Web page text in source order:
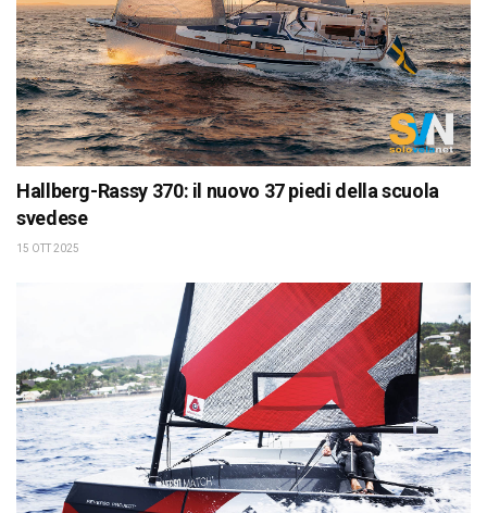
Hallberg-Rassy 370: il nuovo 37 piedi della scuola
svedese
15 OTT 2025